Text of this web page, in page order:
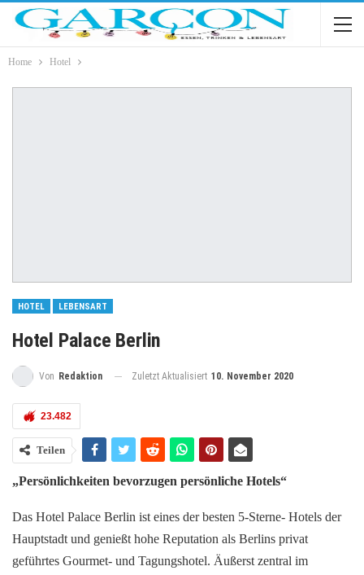
Home Hotel
HOTEL LEBENSART
Hotel Palace Berlin
Von Redaktion Zuletzt Aktualisiert 10. November 2020
23.482
Teilen
„Persönlichkeiten bevorzugen persönliche Hotels“
Das Hotel Palace Berlin ist eines der besten 5-Sterne- Hotels der
Hauptstadt und genießt hohe Reputation als Berlins privat
geführtes Gourmet- und Tagungshotel. Äußerst zentral im